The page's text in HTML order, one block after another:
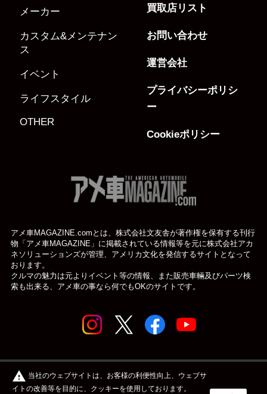
メーカー
カスタム&メンテナン
ス
イベント
ライフスタイル
OTHER
買取店リスト
お問い合わせ
運営会社
プライバシーポリシ
ー
Cookieポリシー
アメ車MAGAZINE.comとは、株式会社文友舎が著作権を保有する刊行
物「アメ車MAGAZINE」に掲載されている情報等を元に株式会社アカ
ネソリューションズが管理、アメリカ文化を発信するサイトとなって
おります。
クルマの魅力は元よりイベント等の情報、また販売車輛及びパーツ検
索も出来る、アメ車の事なら何でもOKのサイトです。
© アメ車のWEBマガジン アメ車マガジン公式WEBサイト
| アメマガ All rights reserved.
warning 当社のウェブサイトは、お客様の利便性向上、ウェブサ
イトの改善等を目的に、クッキーを使用しております。